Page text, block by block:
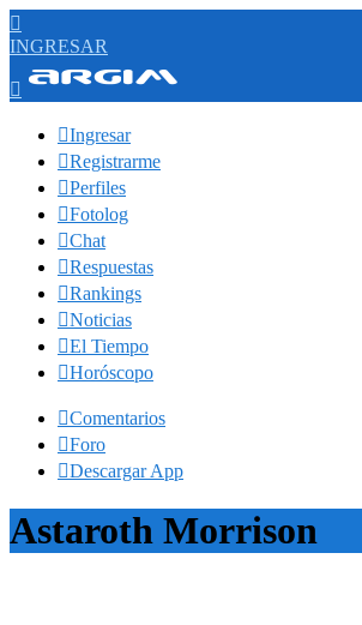

INGRESAR

Ingresar
Registrarme
Perfiles
Fotolog
Chat
Respuestas
Rankings
Noticias
El Tiempo
Horóscopo
Comentarios
Foro
Descargar App
Astaroth Morrison